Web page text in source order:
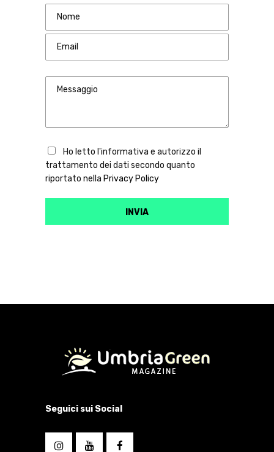
Ho letto l'informativa e autorizzo il
trattamento dei dati secondo quanto
riportato nella Privacy Policy
Seguici sui Social